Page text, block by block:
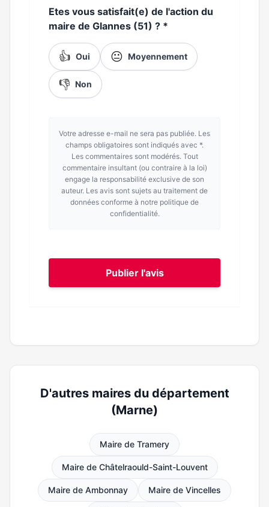
Etes vous satisfait(e) de l'action du
maire de Glannes (51) ? *
👍 Oui 😐 Moyennement
👎 Non
Votre adresse e-mail ne sera pas publiée. Les
champs obligatoires sont indiqués avec *.
Les commentaires sont modérés. Tout
commentaire insultant (ou contraire à la loi)
engage la responsabilité exclusive de son
auteur. Les avis sont sujets au traitement de
données conforme à notre politique de
confidentialité.
Publier l'avis
D'autres maires du département
(Marne)
Maire de Tramery
Maire de Châtelraould-Saint-Louvent
Maire de Ambonnay Maire de Vincelles